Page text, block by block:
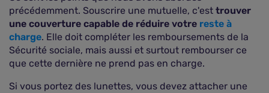
précédemment. Souscrire une mutuelle, c'est trouver
une couverture capable de réduire votre reste à
charge. Elle doit compléter les remboursements de la
Sécurité sociale, mais aussi et surtout rembourser ce
que cette dernière ne prend pas en charge.
Si vous portez des lunettes, vous devez attacher une